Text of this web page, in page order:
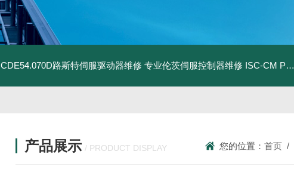
CDE54.070D路斯特伺服驱动器维修 专业伦茨伺服控制器维修 ISC-CM PLUSBRABENDER ISC-CM维修
产品展示 / PRODUCT DISPLAY 您的位置：首页 /